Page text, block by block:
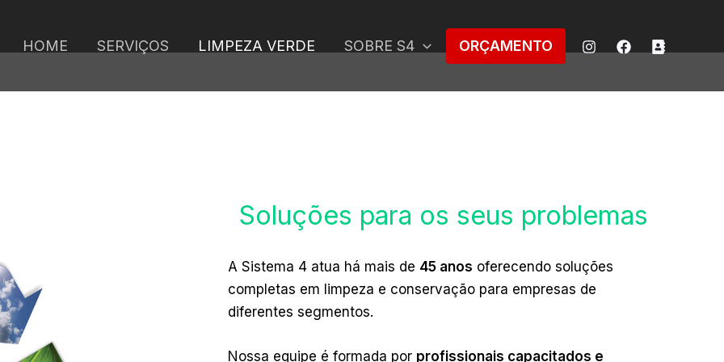
HOME SERVIÇOS LIMPEZA VERDE SOBRE S4 ORÇAMENTO
Soluções para os seus problemas
A Sistema 4 atua há mais de 45 anos oferecendo soluções
completas em limpeza e conservação para empresas de
diferentes segmentos.
Nossa equipe é formada por profissionais capacitados e